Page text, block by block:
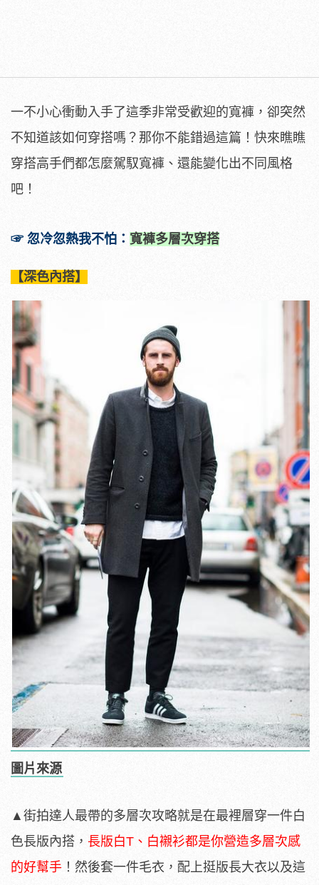
一不小心衝動入手了這季非常受歡迎的寬褲，卻突然
不知道該如何穿搭嗎？那你不能錯過這篇！快來瞧瞧
穿搭高手們都怎麼駕馭寬褲、還能變化出不同風格
吧！
☞ 忽冷忽熱我不怕： 寬褲多層次穿搭
【深色內搭】
圖片來源
▲街拍達人最帶的多層次攻略就是在最裡層穿一件白
色長版內搭， 長版白T、白襯衫都是你營造多層次感
的好幫手 ！然後套一件毛衣，配上挺版長大衣以及這